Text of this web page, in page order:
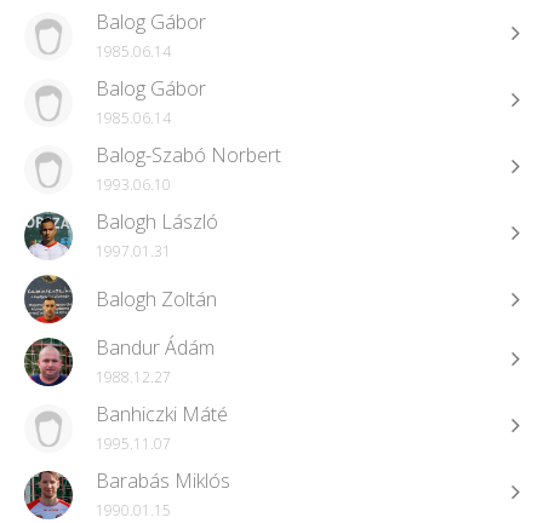
Balog Gábor
1985.06.14
Balog Gábor
1985.06.14
Balog-Szabó Norbert
1993.06.10
Balogh László
1997.01.31
Balogh Zoltán
Bandur Ádám
1988.12.27
Banhiczki Máté
1995.11.07
Barabás Miklós
1990.01.15